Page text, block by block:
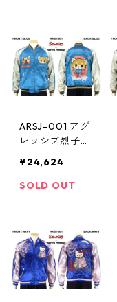
ARSJ-001 アグ
レッシブ烈子刺
スカジャン
¥24,624
SOLD OUT